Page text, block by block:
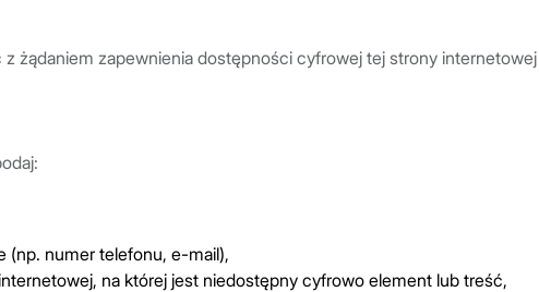
z żądaniem zapewnienia dostępności cyfrowej tej strony internetowej
(np. numer telefonu, e-mail),
na której jest niedostępny cyfrowo element lub treść,